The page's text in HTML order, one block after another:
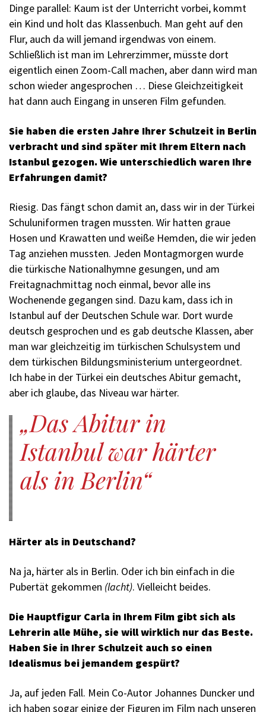
Dinge parallel: Kaum ist der Unterricht vorbei, kommt
ein Kind und holt das Klassenbuch. Man geht auf den
Flur, auch da will jemand irgendwas von einem.
Schließlich ist man im Lehrerzimmer, müsste dort
eigentlich einen Zoom-Call machen, aber dann wird man
schon wieder angesprochen … Diese Gleichzeitigkeit
hat dann auch Eingang in unseren Film gefunden.
Sie haben die ersten Jahre Ihrer Schulzeit in Berlin
verbracht und sind später mit Ihrem Eltern nach
Istanbul gezogen. Wie unterschiedlich waren Ihre
Erfahrungen damit?
Riesig. Das fängt schon damit an, dass wir in der Türkei
Schuluniformen tragen mussten. Wir hatten graue
Hosen und Krawatten und weiße Hemden, die wir jeden
Tag anziehen mussten. Jeden Montagmorgen wurde
die türkische Nationalhymne gesungen, und am
Freitagnachmittag noch einmal, bevor alle ins
Wochenende gegangen sind. Dazu kam, dass ich in
Istanbul auf der Deutschen Schule war. Dort wurde
deutsch gesprochen und es gab deutsche Klassen, aber
man war gleichzeitig im türkischen Schulsystem und
dem türkischen Bildungsministerium untergeordnet.
Ich habe in der Türkei ein deutsches Abitur gemacht,
aber ich glaube, das Niveau war härter.
Das Abitur in
Istanbul war härter
als in Berlin
Härter als in Deutschand?
Na ja, härter als in Berlin. Oder ich bin einfach in die
Pubertät gekommen (lacht). Vielleicht beides.
Die Hauptfigur Carla in Ihrem Film gibt sich als
Lehrerin alle Mühe, sie will wirklich nur das Beste.
Haben Sie in Ihrer Schulzeit auch so einen
Idealismus bei jemandem gespürt?
Ja, auf jeden Fall. Mein Co-Autor Johannes Duncker und
ich haben sogar einige der Figuren im Film nach unseren